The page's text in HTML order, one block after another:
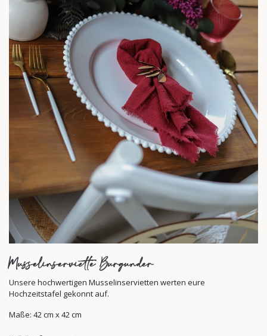
Musselinserviette Burgunder
Unsere hochwertigen Musselinservietten werten eure
Hochzeitstafel gekonnt auf.
Maße: 42 cm x 42 cm